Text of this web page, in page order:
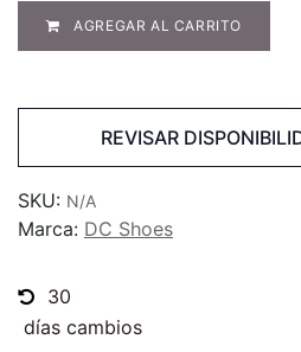
AGREGAR AL CARRITO
REVISAR
SKU: N/A
Marca: DC Shoes
30
días cambios